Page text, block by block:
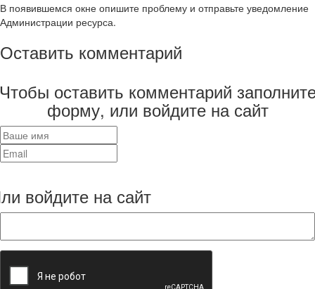
В появившемся окне опишите проблему и отправьте уведомление
Администрации ресурса.
Оставить комментарий
оставить комментарий
форму, или войдите на сайт
войдите на сайт